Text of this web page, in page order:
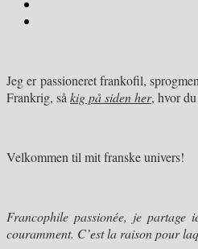
Jeg er passioneret frankofil,
Frankrig, så kig på siden her, hvor
Velkommen til mit franske univers!
Francophile passionée, je
couramment. C’est la raison pour